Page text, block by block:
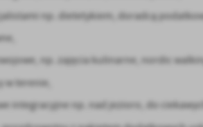
np. dietetykiem, doradcą
np. zajęcia kulinarne, nordic
terenie,
integracyjne np. nad jezioro, do